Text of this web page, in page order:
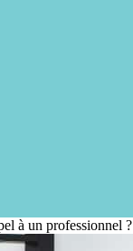
à un professionnel ?